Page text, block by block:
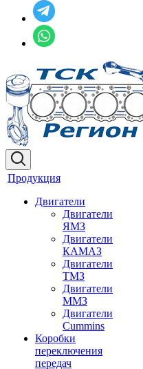
Продукция
Двигатели
Двигатели
ЯМЗ
Двигатели
КАМАЗ
Двигатели
ТМЗ
Двигатели
ММЗ
Двигатели
Cummins
Коробки
переключения
передач